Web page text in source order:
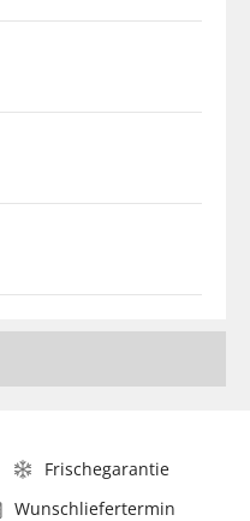
Frischegarantie
Wunschliefertermin